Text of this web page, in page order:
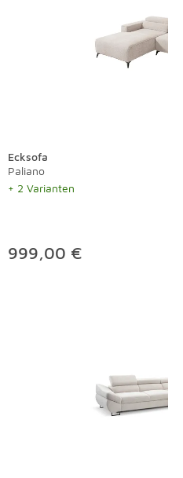
Ecksofa
Paliano
+ 2 Varianten
999,00 €